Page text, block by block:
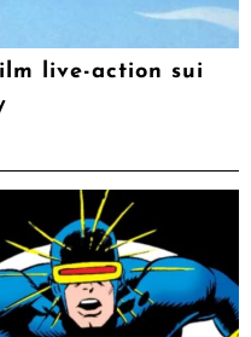
live-action sui